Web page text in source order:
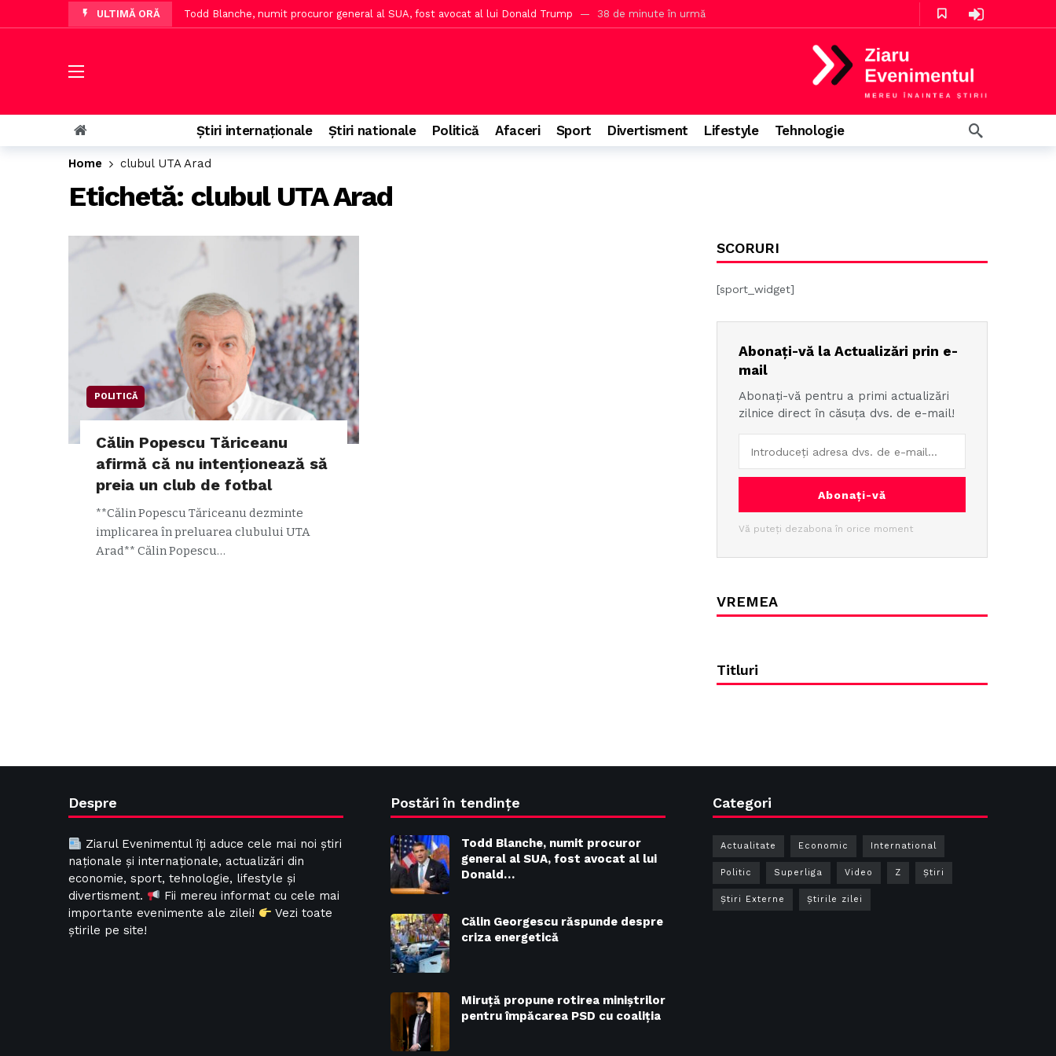
ULTIMĂ ORĂ Todd Blanche, numit procuror general al SUA, fost avocat al lui Donald Trump 38 de minute în urmă
MAE emite avertizare pentru Spania, incendii de vegetație în Valencia 4 ore în urmă
Prețurile benzinei și motorinei în Bulgaria și Grecia mai mari decât se estimează pentru români 4 ore în urmă
Fost jucător de fotbal critică evoluția actuală a sportului în România
Senatul a adoptat legea care îl poate trimite acasă pe Dominic Fritz cu 104 voturi
AUR critică Guvernul după evaluarea Moodys, Nina Stelea avertizează PSD
Știri internaționale Știri nationale Politică Afaceri Sport Divertisment Lifestyle Tehnologie
Home clubul UTA Arad
Etichetă: clubul UTA Arad
POLITICĂ
Călin Popescu Tăriceanu
afirmă că nu intenționează să
preia un club de fotbal
**Călin Popescu Tăriceanu dezminte
implicarea în preluarea clubului UTA
Arad** Călin Popescu…
SCORURI
[sport_widget]
Abonați-vă la Actualizări prin e-
mail
Abonați-vă pentru a primi actualizări
zilnice direct în căsuța dvs. de e-mail!
Abonați-vă
Vă puteți dezabona în orice moment
VREMEA
Titluri
Despre
Ziarul Evenimentul îți aduce cele mai noi știri
naționale și internaționale, actualizări din
economie, sport, tehnologie, lifestyle și
divertisment.
Fii mereu informat cu cele mai
importante evenimente ale zilei!
Vezi toate
știrile pe site!
Postări în tendințe
Todd Blanche, numit procuror
general al SUA, fost avocat al lui
Donald…
Călin Georgescu răspunde despre
criza energetică
Miruță propune rotirea miniștrilor
pentru împăcarea PSD cu coaliția
Categori
Actualitate Economic International
Politic Superliga Video Z Ştiri
Știri Externe Știrile zilei